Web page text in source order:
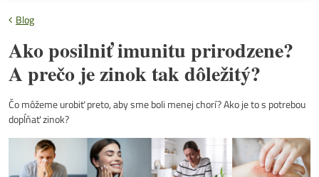
Blog
Ako posilniť imunitu prirodzene?
A prečo je zinok tak dôležitý?
Čo môžeme urobiť preto, aby sme boli menej chorí? Ako je to s potrebou
dopĺňať zinok?